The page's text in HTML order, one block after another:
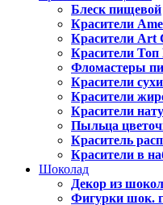
Блеск пищевой
Красители
Красители Art
Красители Топ
Фломастеры
Красители
Красители
Красители
Пыльца
Краситель
Красители в
Шоколад
Декор из
Фигурки шок.